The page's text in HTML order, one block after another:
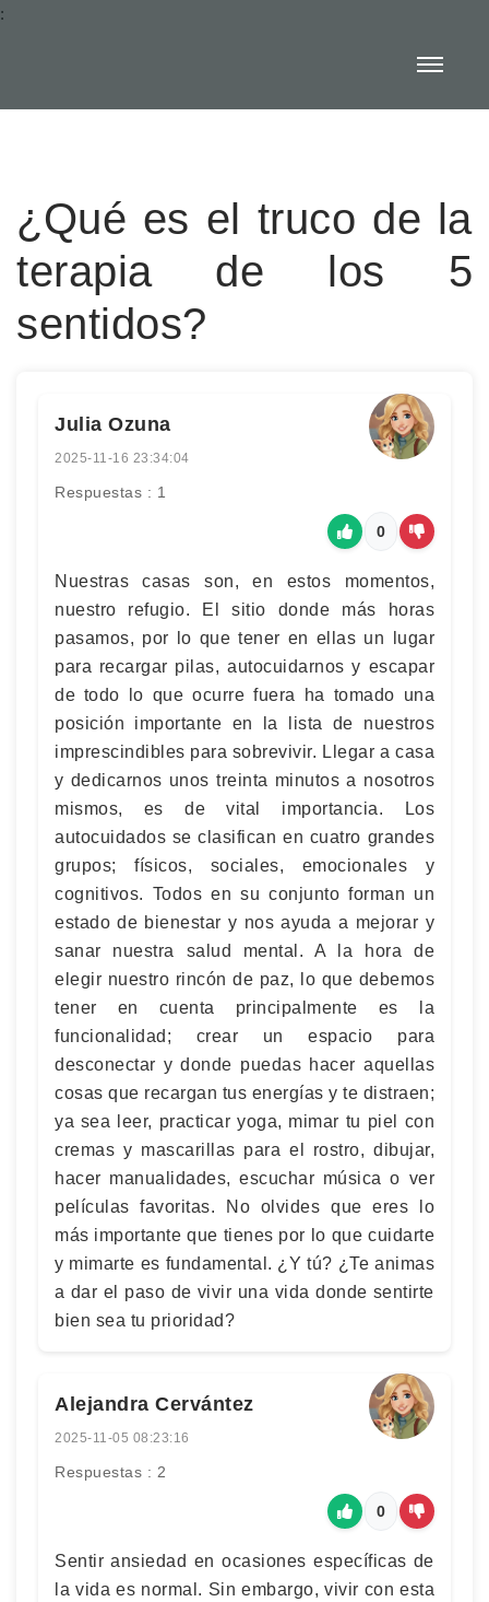
:
¿Qué es el truco de la
terapia de los 5
sentidos?
Julia Ozuna
2025-11-16 23:34:04
Respuestas : 1
0
Nuestras casas son, en estos momentos,
nuestro refugio. El sitio donde más horas
pasamos, por lo que tener en ellas un lugar
para recargar pilas, autocuidarnos y escapar
de todo lo que ocurre fuera ha tomado una
posición importante en la lista de nuestros
imprescindibles para sobrevivir. Llegar a casa
y dedicarnos unos treinta minutos a nosotros
mismos, es de vital importancia. Los
autocuidados se clasifican en cuatro grandes
grupos; físicos, sociales, emocionales y
cognitivos. Todos en su conjunto forman un
estado de bienestar y nos ayuda a mejorar y
sanar nuestra salud mental. A la hora de
elegir nuestro rincón de paz, lo que debemos
tener en cuenta principalmente es la
funcionalidad; crear un espacio para
desconectar y donde puedas hacer aquellas
cosas que recargan tus energías y te distraen;
ya sea leer, practicar yoga, mimar tu piel con
cremas y mascarillas para el rostro, dibujar,
hacer manualidades, escuchar música o ver
películas favoritas. No olvides que eres lo
más importante que tienes por lo que cuidarte
y mimarte es fundamental. ¿Y tú? ¿Te animas
a dar el paso de vivir una vida donde sentirte
bien sea tu prioridad?
Alejandra Cervántez
2025-11-05 08:23:16
Respuestas : 2
0
Sentir ansiedad en ocasiones específicas de
la vida es normal. Sin embargo, vivir con esta